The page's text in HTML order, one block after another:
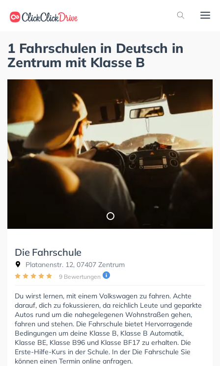
1 Fahrschulen in Deutsch in
Zentrum mit Klasse B
Die Fahrschule
Platanenstr. 12, 07407 Zentrum
9 Bewertungen
Du wirst lernen, mit einem Volkswagen zu fahren. Achte
darauf, dich zu fokussieren, da reichlich Leute und geparkte
Autos rund um die nahegelegenen Wohnstraßen gehen,
fahren und stehen. Die Fahrschule bietet Hervorragende
Bedingungen um deine Klasse B, Klasse B Automatik,
Klasse BE, Klasse B96 und Klasse BF17 zu erhalten. Die
Erste-Hilfe-Kurs in der Schule. In der Die Fahrschule Sie
können einen Termin online anfragen.